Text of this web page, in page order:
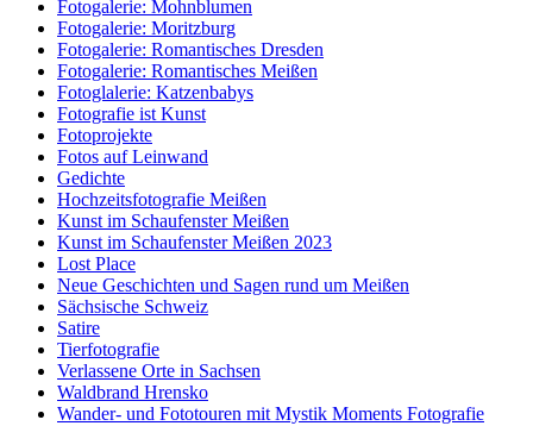
Fotogalerie: Mohnblumen
Fotogalerie: Moritzburg
Fotogalerie: Romantisches Dresden
Fotogalerie: Romantisches Meißen
Fotoglalerie: Katzenbabys
Fotografie ist Kunst
Fotoprojekte
Fotos auf Leinwand
Gedichte
Hochzeitsfotografie Meißen
Kunst im Schaufenster Meißen
Kunst im Schaufenster Meißen 2023
Lost Place
Neue Geschichten und Sagen rund um Meißen
Sächsische Schweiz
Satire
Tierfotografie
Verlassene Orte in Sachsen
Waldbrand Hrensko
Wander- und Fototouren mit Mystik Moments Fotografie